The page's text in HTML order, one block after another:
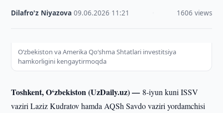
Dilafro'z Niyazova ·09.06.2026 11:21 1606 views
Oʻzbekiston va Amerika Qoʻshma Shtatlari investitsiya
hamkorligini kengaytirmoqda
Toshkent, O‘zbekiston (UzDaily.uz) — 8-iyun kuni ISSV
vaziri Laziz Kudratov hamda AQSh Savdo vaziri yordamchisi